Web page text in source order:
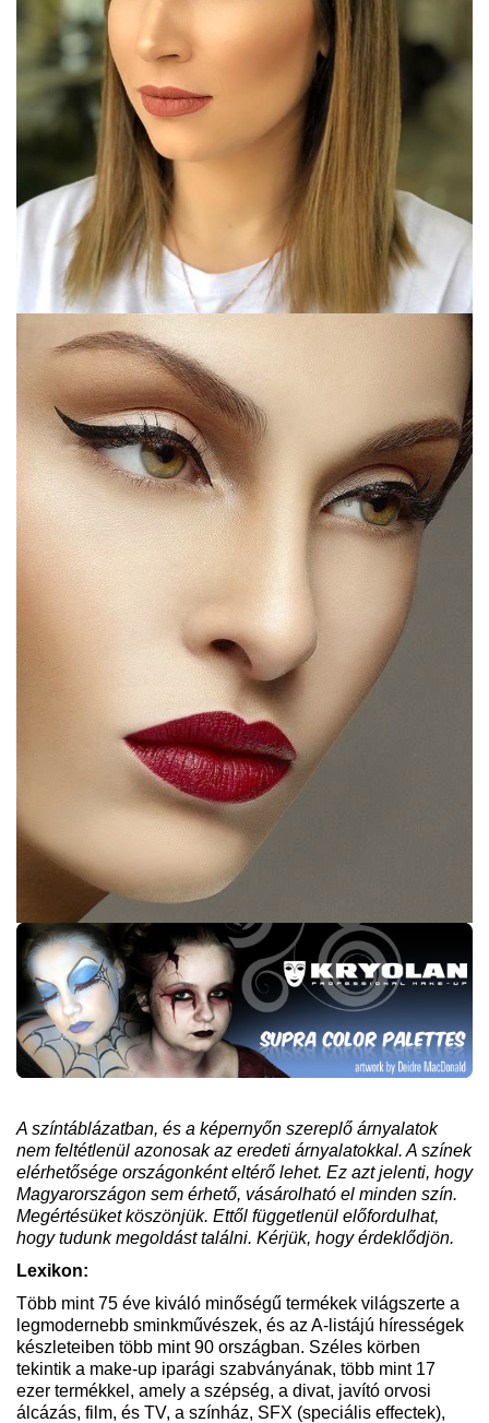
A színtáblázatban, és a képernyőn szereplő árnyalatok
nem feltétlenül azonosak az eredeti árnyalatokkal. A színek
elérhetősége országonként eltérő lehet. Ez azt jelenti, hogy
Magyarországon sem érhető, vásárolható el minden szín.
Megértésüket köszönjük. Ettől függetlenül előfordulhat,
hogy tudunk megoldást találni. Kérjük, hogy érdeklődjön.
Lexikon:
Több mint 75 éve kiváló minőségű termékek világszerte a
legmodernebb sminkművészek, és az A-listájú hírességek
készleteiben több mint 90 országban. Széles körben
tekintik a make-up iparági szabványának, több mint 17
ezer termékkel, amely a szépség, a divat, javító orvosi
álcázás, film, és TV, a színház, SFX (speciális effectek),